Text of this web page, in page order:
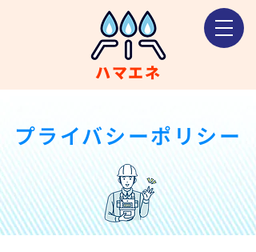
ハマエネ
プライバシーポリシー